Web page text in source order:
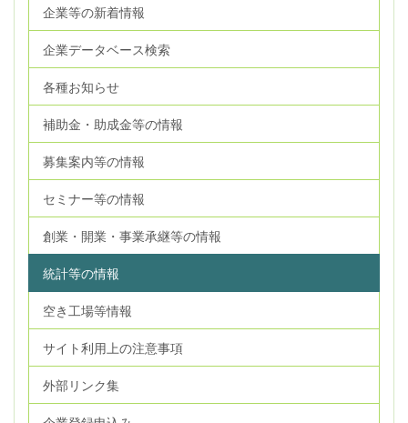
企業等の新着情報
企業データベース検索
各種お知らせ
補助金・助成金等の情報
募集案内等の情報
セミナー等の情報
創業・開業・事業承継等の情報
統計等の情報
空き工場等情報
サイト利用上の注意事項
外部リンク集